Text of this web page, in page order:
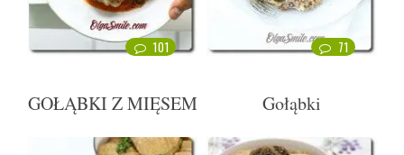
101
GOŁĄBKI Z MIĘSEM
71
Gołąbki